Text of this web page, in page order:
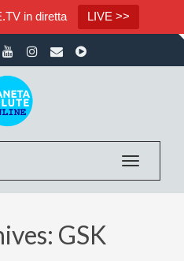
in diretta LIVE >>
Toggle
GSK